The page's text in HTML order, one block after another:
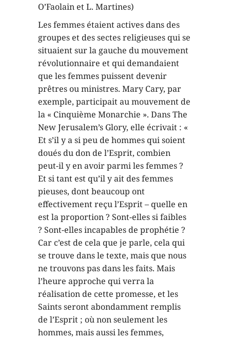
O’Faolain et L. Martines)
Les femmes étaient actives dans des
groupes et des sectes religieuses qui se
situaient sur la gauche du mouvement
révolutionnaire et qui demandaient
que les femmes puissent devenir
prêtres ou ministres. Mary Cary, par
exemple, participait au mouvement de
la « Cinquième Monarchie ». Dans The
New Jerusalem’s Glory, elle écrivait : «
Et s’il y a si peu de hommes qui soient
doués du don de l’Esprit, combien
peut-il y en avoir parmi les femmes ?
Et si tant est qu’il y ait des femmes
pieuses, dont beaucoup ont
effectivement reçu l’Esprit – quelle en
est la proportion ? Sont-elles si faibles
? Sont-elles incapables de prophétie ?
Car c’est de cela que je parle, cela qui
se trouve dans le texte, mais que nous
ne trouvons pas dans les faits. Mais
l’heure approche qui verra la
réalisation de cette promesse, et les
Saints seront abondamment remplis
de l’Esprit ; où non seulement les
hommes, mais aussi les femmes,